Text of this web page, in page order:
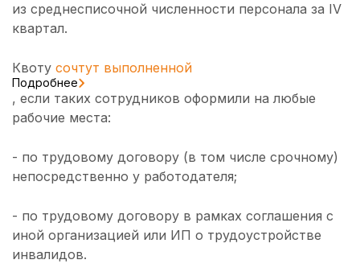
из среднесписочной численности персонала за IV
квартал.
Квоту сочтут выполненной
Подробнее
, если таких сотрудников оформили на любые
рабочие места:
- по трудовому договору (в том числе срочному)
непосредственно у работодателя;
- по трудовому договору в рамках соглашения с
иной организацией или ИП о трудоустройстве
инвалидов.